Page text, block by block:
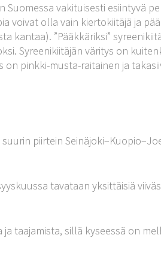
Suomessa vakituisesti esiintyvä
voivat olla vain kiertokiitäjä ja
kantaa). ”Pääkkäriksi”
Syreenikiitäjän väritys on
pinkki-musta-raitainen ja
piirtein
tavataan yksittäisiä
taajamista, sillä kyseessä on